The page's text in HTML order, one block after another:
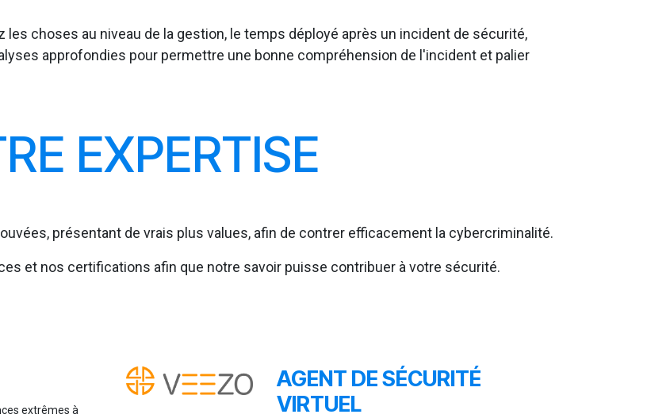
choses au niveau de la gestion, le temps déployé après un incident de sécurité,
approfondies pour permettre une bonne compréhension de l'incident et palier
EXPERTISE
présentant de vrais plus values, afin de contrer efficacement la cybercriminalité.
et nos certifications afin que notre savoir puisse contribuer à votre sécurité.
extrêmes à
AGENT DE SÉCURITÉ
VIRTUEL